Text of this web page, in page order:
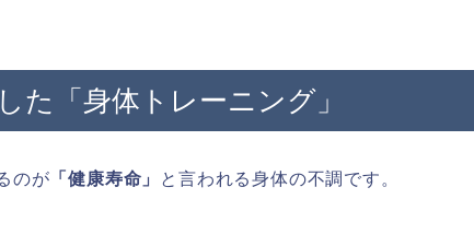
た「身体トレーニング」
のが 「健康寿命」 と言われる身体の不調です。